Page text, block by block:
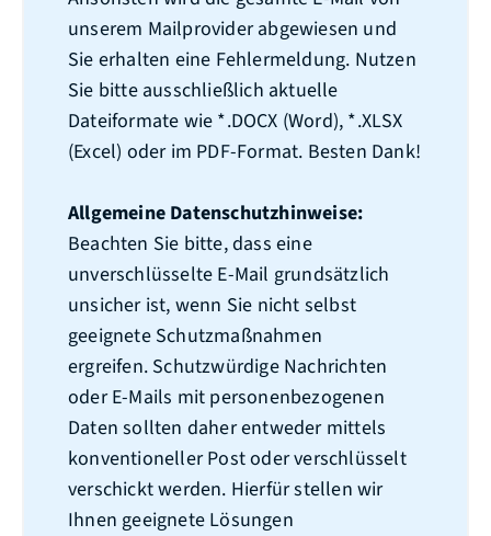
unserem Mailprovider abgewiesen und
Sie erhalten eine Fehlermeldung. Nutzen
Sie bitte ausschließlich aktuelle
Dateiformate wie *.DOCX (Word), *.XLSX
(Excel) oder im PDF-Format. Besten Dank!
Allgemeine Datenschutzhinweise:
Beachten Sie bitte, dass eine
unverschlüsselte E-Mail grundsätzlich
unsicher ist, wenn Sie nicht selbst
geeignete Schutzmaßnahmen
ergreifen. Schutzwürdige Nachrichten
oder E-Mails mit personenbezogenen
Daten sollten daher entweder mittels
konventioneller Post oder verschlüsselt
verschickt werden. Hierfür stellen wir
Ihnen geeignete Lösungen